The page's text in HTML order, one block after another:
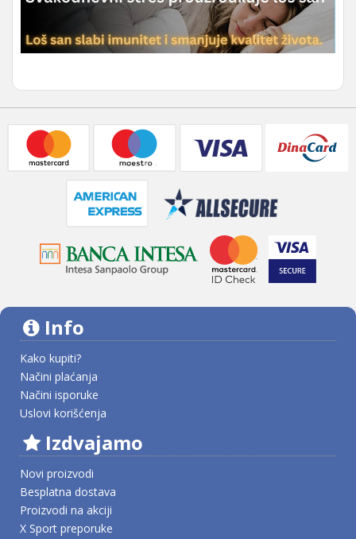
Info
Kako kupiti?
Načini plaćanja
Načini isporuke
Uslovi korišćenja
Izdvajamo
Novi proizvodi
Besplatna dostava
Proizvodi na akciji
X Sport preporuke